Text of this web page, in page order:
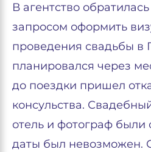
В агентство
запросом оформить
проведения свадьбы в
планировался через
до поездки пришел
консульства.
отель и фотограф были
даты был невозможен.